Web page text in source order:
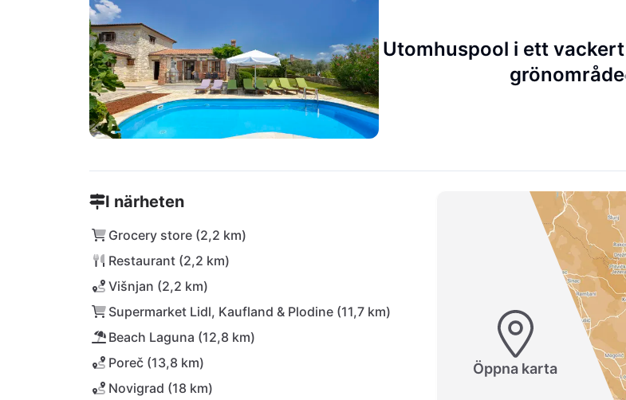
Utomhuspool i ett vackert
grönområde
I närheten
Grocery store (2,2 km)
Restaurant (2,2 km)
Višnjan (2,2 km)
Supermarket Lidl, Kaufland & Plodine (11,7 km)
Beach Laguna (12,8 km)
Poreč (13,8 km)
Novigrad (18 km)
Öppna karta